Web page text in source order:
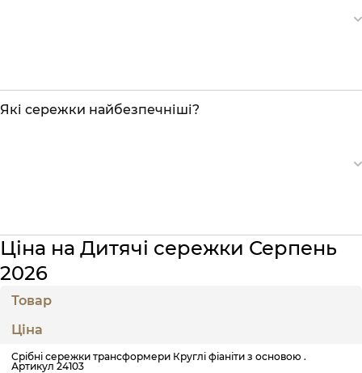
Які сережки найбезпечніші?
Ціна на Дитячі сережки Серпень
2026
Товар
Ціна
Срібні сережки трансформери Круглі фіаніти з основою .
Артикул 24103